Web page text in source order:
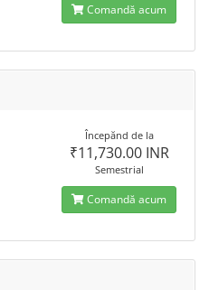
Comandă acum
Începănd de la
₹11,730.00 INR
Semestrial
Comandă acum